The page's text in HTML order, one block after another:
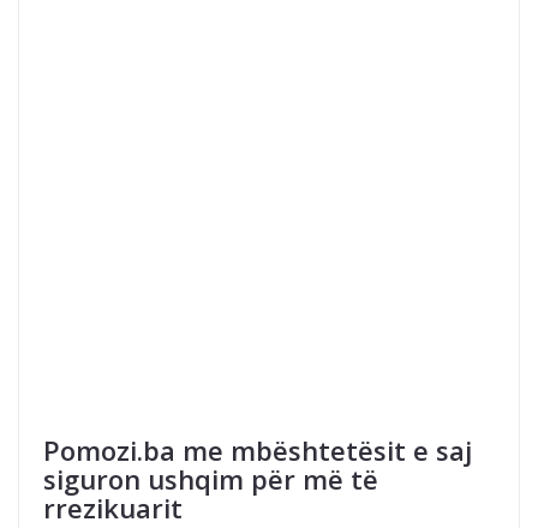
Pomozi.ba me mbështetësit e saj
siguron ushqim për më të
rrezikuarit